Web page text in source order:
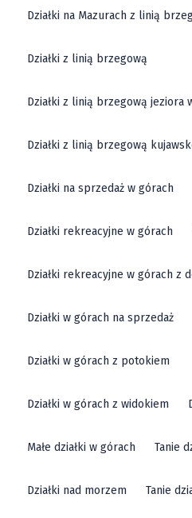
Działki na Mazurach z linią
Działki z linią brzegową
Działki z linią brzegową jeziora
Działki z linią brzegową
Działki na sprzedaż w górach
Działki rekreacyjne w górach
Działki rekreacyjne w górach z
Działki w górach na sprzedaż
Działki w górach z potokiem
Działki w górach z widokiem
Małe działki w górach Tanie
Działki nad morzem Tanie